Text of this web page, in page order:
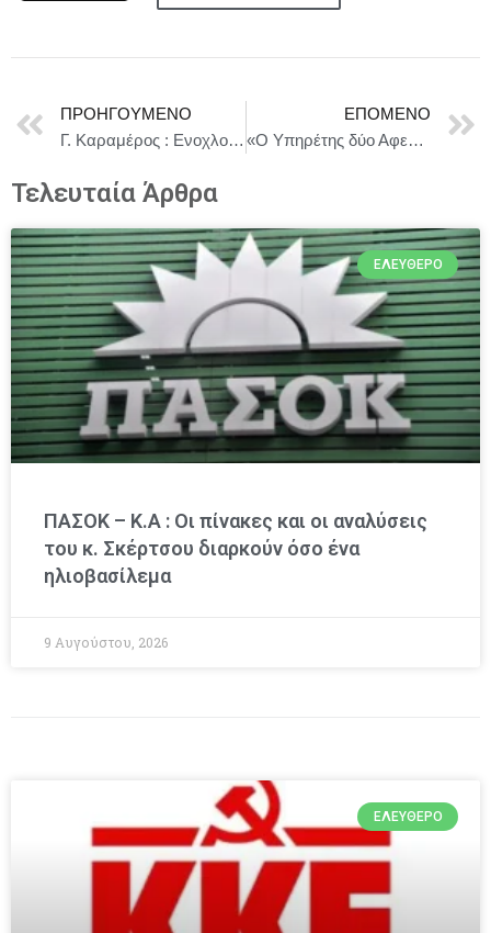
ΠΡΟΗΓΟΎΜΕΝΟ
Γ. Καραμέρος : Ενοχλούνται στη Νέα Δημοκρατία όταν οι Δημοσιογράφοι κάνουν τη δουλειά τους χωρίς να παίρνουν χαρτάκι ή γραμμή από το Μέγαρο Μαξίμου
ΕΠΌΜΕΝΟ
«Ο Υπηρέτης δύο Αφεντάδων» του Κάρλο Γκολντόνι – Μεγάλη Καλοκαιρινή περιοδεία σε όλη την Ελλάδα
Τελευταία Άρθρα
ΕΛΕΎΘΕΡΟ
ΠΑΣΟΚ – Κ.Α : Οι πίνακες και οι αναλύσεις
του κ. Σκέρτσου διαρκούν όσο ένα
ηλιοβασίλεμα
9 Αυγούστου, 2026
ΕΛΕΎΘΕΡΟ